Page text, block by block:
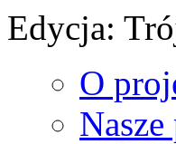
Edycja:
O